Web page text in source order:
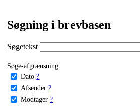
Søgning i brevbasen
Søgetekst
Søge-afgrænsning:
Dato ?
Afsender ?
Modtager ?